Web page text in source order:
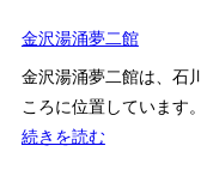
セ
ス
を
解
ど
こ
ろ・
料
川
七
尾
美
金沢湯涌夢二館
金沢湯涌夢二館は、石
ころに位置しています
続きを読む: